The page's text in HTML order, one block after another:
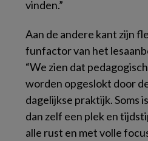
vinden.”
Aan de andere kant zijn
funfactor van het
“We zien dat
worden opgeslokt door
dagelijkse praktijk. Soms
dan zelf een plek en
alle rust en met volle